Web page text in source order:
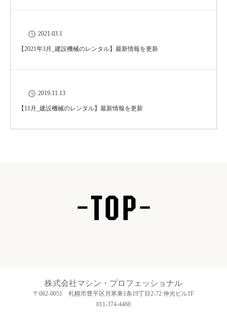
2021.03.1
【2021年3月_建設機械のレンタル】最新情報を更新
2019.11.13
【11月_建設機械のレンタル】最新情報を更新
株式会社マシン・プロフェッショナル
〒062-0051 札幌市豊平区月寒東1条19丁目2-72 伸光ビル1F
011-374-4468